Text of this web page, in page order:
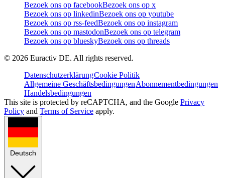
Bezoek ons op facebookBezoek ons op x
Bezoek ons op linkedinBezoek ons op youtube
Bezoek ons op rss-feedBezoek ons op instagram
Bezoek ons op mastodonBezoek ons op telegram
Bezoek ons op blueskyBezoek ons op threads
© 2026 Euractiv DE. All rights reserved.
DatenschutzerklärungCookie Politik
Allgemeine GeschäftsbedingungenAbonnementbedingungen
Handelsbedingungen
This site is protected by reCAPTCHA, and the Google Privacy
Policy and Terms of Service apply.
Deutsch